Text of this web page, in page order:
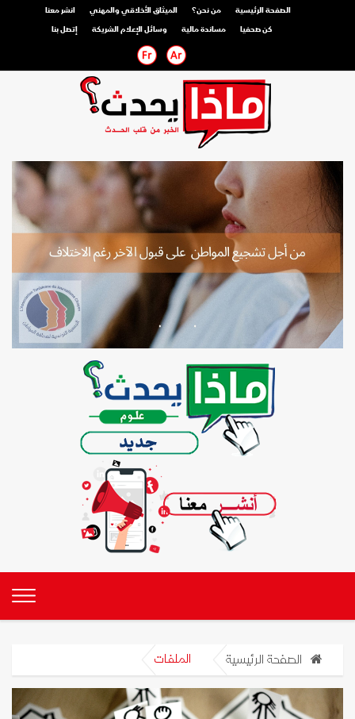
الصفحة الرئيسية من نحن؟ الميثاق الأخلاقي والمهني
انشر معنا
كن صحفيا
مساندة مالية وسائل الإعلام الشريكة إتصل بنا
الصفحة الرئيسية الملفات